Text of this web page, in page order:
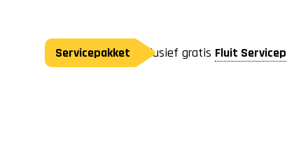
Servicepakket Inclusief gratis Fluit